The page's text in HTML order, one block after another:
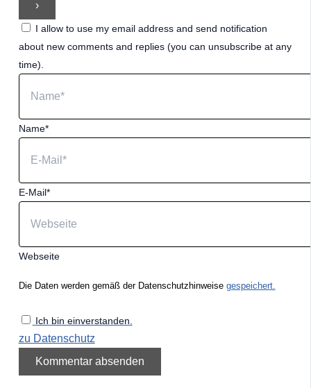
I allow to use my email address and send notification
about new comments and replies (you can unsubscribe at any
time).
Name*
E-Mail*
Webseite
Die Daten werden gemäß der Datenschutzhinweise gespeichert.
Ich bin einverstanden.
zu Datenschutz